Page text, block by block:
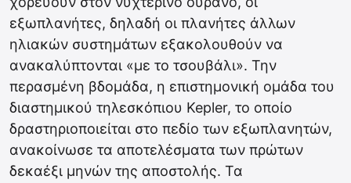
εξωπλανήτες, δηλαδή οι πλανήτες άλλων
ηλιακών συστημάτων εξακολουθούν να
ανακαλύπτονται «με το τσουβάλι». Την
περασμένη βδομάδα, η επιστημονική ομάδα του
διαστημικού τηλεσκόπιου Kepler, το οποίο
δραστηριοποιείται στο πεδίο των εξωπλανητών,
ανακοίνωσε τα αποτελέσματα των πρώτων
δεκαέξι μηνών της αποστολής. Τα